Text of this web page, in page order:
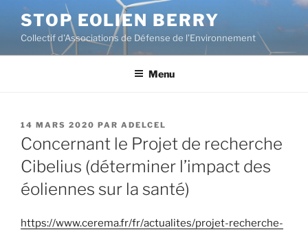
contenu
principal
STOP EOLIEN BERRY
Collectif d'Associations de Défense de l’Environnement
Menu
PUBLIÉ
LE
14 MARS 2020 PAR ADELCEL
Concernant le Projet de recherche
Cibelius (déterminer l’impact des
éoliennes sur la santé)
https://www.cerema.fr/fr/actualites/projet-recherche-